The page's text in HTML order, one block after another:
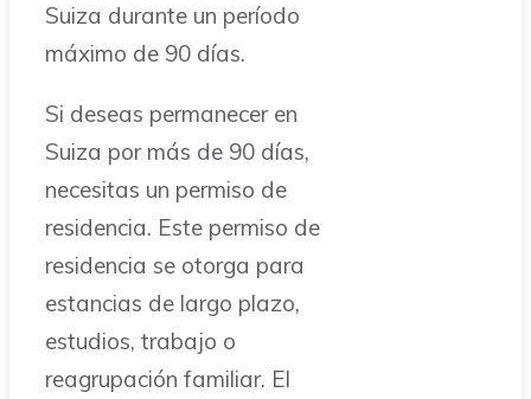
Suiza durante un período
máximo de 90 días.
Si deseas permanecer en
Suiza por más de 90 días,
necesitas un permiso de
residencia. Este permiso de
residencia se otorga para
estancias de largo plazo,
estudios, trabajo o
reagrupación familiar. El